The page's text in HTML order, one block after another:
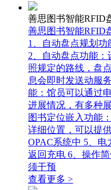
善思图书智能RFID
善思图书智能RFID
1、自动盘点规划
2、自动盘点功能
照规定的路线，盘
息会即时发送动服
能：馆员可以通过
进展情况，有多种
图书定位嵌入功能
详细位置，可以提
OPAC系统中 5、
返回充电 6、操作
须干预
查看更多 >